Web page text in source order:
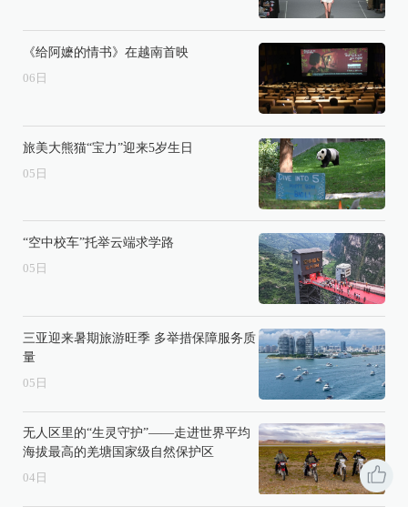
《给阿嬷的情书》在越南首映
06 日
旅美大熊猫“宝力”迎来5岁生日
05 日
“空中校车”托举云端求学路
05 日
三亚迎来暑期旅游旺季 多举措保障服务质
量
05 日
无人区里的“生灵守护”——走进世界平均
海拔最高的羌塘国家级自然保护区
04 日